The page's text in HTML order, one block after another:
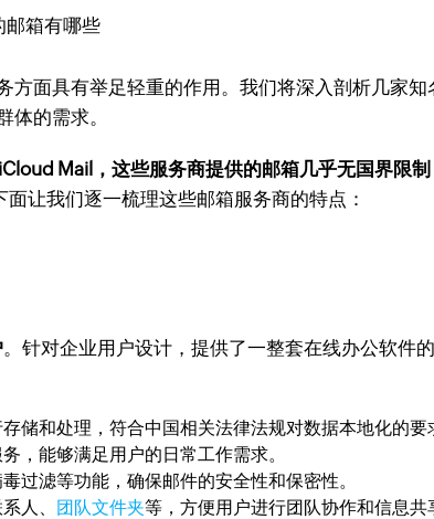
面具有举足轻重的作用。我们将深入剖析几家知
的需求。
Mail，这些服务商提供的邮箱几乎无国界限制
面让我们逐一梳理这些邮箱服务商的特点：
。针对企业用户设计，提供了一整套在线办公软件
和处理，符合中国相关法律法规对数据本地化的要
，能够满足用户的日常工作需求。
过滤等功能，确保邮件的安全性和保密性。
人、 团队文件夹等，方便用户进行团队协作和信息共